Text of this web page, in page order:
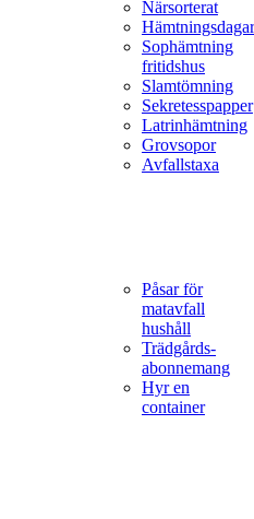
Närsorterat
Hämtningsdagar
Sophämtning
fritidshus
Slamtömning
Sekretesspapper
Latrinhämtning
Grovsopor
Avfallstaxa
Påsar för
matavfall
hushåll
Trädgårds­
abonnemang
Hyr en
container